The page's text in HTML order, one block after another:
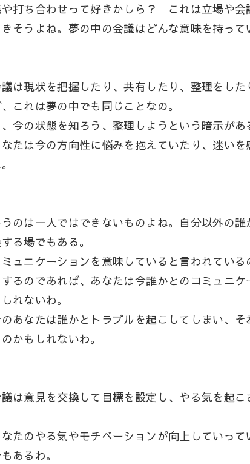
打ち合わせって好きかしら？ これは立場や会
そうよね。夢の中の会議はどんな意味を持って
は現状を把握したり、共有したり、整理をした
これは夢の中でも同じことなの。
今の状態を知ろう、整理しようという暗示があ
たは今の方向性に悩みを抱えていたり、迷いを
のは一人ではできないものよね。自分以外の誰
る場でもある。
ュニケーションを意味していると言われている
るのであれば、あなたは今誰かとのコミュニケ
れないわ。
あなたは誰かとトラブルを起こしてしまい、そ
かもしれないわ。
は意見を交換して目標を設定し、やる気を起こ
たのやる気やモチベーションが向上していって
あるわ。